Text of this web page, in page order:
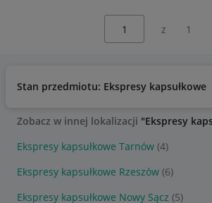
z 1
Stan przedmiotu: Ekspresy kapsułkowe
Zobacz w innej lokalizacji "Ekspresy
Ekspresy kapsułkowe Tarnów (4)
Ekspresy kapsułkowe Rzeszów (6)
Ekspresy kapsułkowe Nowy Sącz (5)